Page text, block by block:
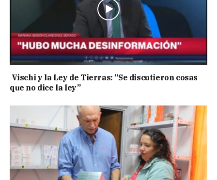
Vischi y la Ley de Tierras: “Se discutieron cosas
que no dice la ley”